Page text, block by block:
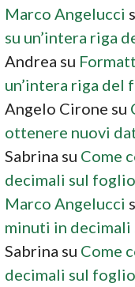
Marco Angelucci
su un’intera riga
Andrea su
un’intera riga del
Angelo Cirone su
ottenere nuovi
Sabrina su Come
decimali sul
Marco Angelucci
minuti in
Sabrina su Come
decimali sul